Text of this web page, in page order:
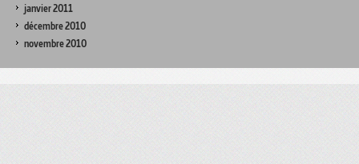
janvier 2011
décembre 2010
novembre 2010